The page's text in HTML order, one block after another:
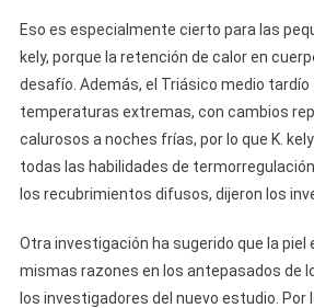
Eso es especialmente cierto para las
kely, porque la retención de calor en
desafío. Además, el Triásico medio tardío
temperaturas extremas, con cambios
calurosos a noches frías, por lo que K.
todas las habilidades de
los recubrimientos difusos, dijeron los
Otra investigación ha sugerido que la piel
mismas razones en los antepasados ​​de
los investigadores del nuevo estudio.